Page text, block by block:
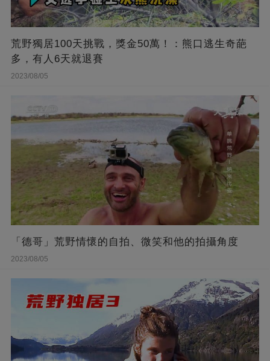
荒野獨居100天挑戰，獎金50萬！：熊口逃生奇葩
多，有人6天就退賽
2023/08/05
「德哥」荒野情懷的自拍、微笑和他的拍攝角度
2023/08/05